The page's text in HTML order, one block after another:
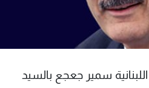
سمير جعجع بالسيد